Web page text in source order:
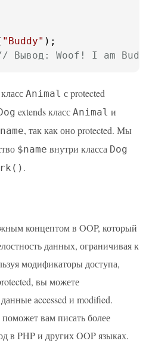
"Buddy"
Вывод: Woof! I am
Animal с protected
extends класс Animal и
, так как оно protected. Мы
$name внутри класса Dog
.
концептом в OOP, который
данных, ограничивая к
модификаторы доступа,
вы можете
accessed и modified.
вам писать более
в PHP и других OOP языках.